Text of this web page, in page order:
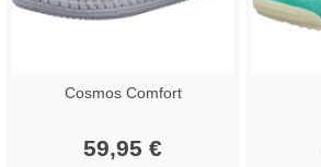
Cosmos Comfort
59,95 €